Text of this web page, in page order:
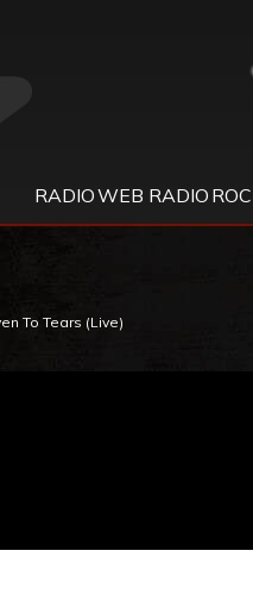
RADIOWEB RADIO
To Tears (Live)